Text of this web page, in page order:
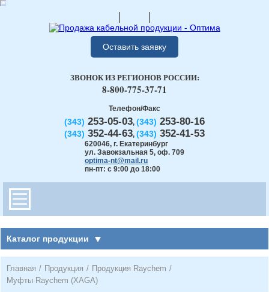
Оставить заявку
Телефон/Факс
(343) 253-05-03, (343) 253-80-16
(343) 352-44-63, (343) 352-41-53
620046, г. Екатеринбург
ул. Завокзальная 5, оф. 709
optima-nt@mail.ru
пн-пт: с 9:00 до 18:00
ЗВОНОК ИЗ РЕГИОНОВ РОССИИ:
8-800-775-37-71
Каталог продукции
Главная / Продукция / Продукция Raychem /
Муфты Raychem (XAGA)